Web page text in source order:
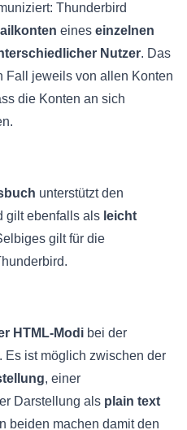
Thunderbird
eines einzelnen
Nutzer. Das
Fall jeweils von allen Konten
die Konten an sich
unterstützt den
gilt ebenfalls als leicht
gilt für die
HTML-Modi bei der
Es ist möglich zwischen der
, einer
Darstellung als plain text
beiden machen damit den